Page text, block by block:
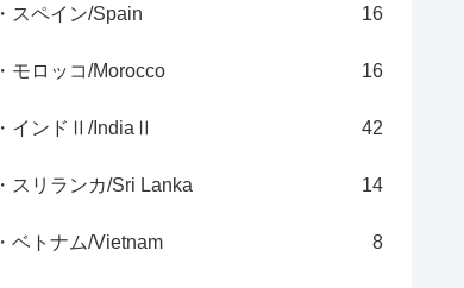
・スペイン/Spain 16
・モロッコ/Morocco 16
・インドⅡ/IndiaⅡ 42
・スリランカ/Sri Lanka 14
・ベトナム/Vietnam 8